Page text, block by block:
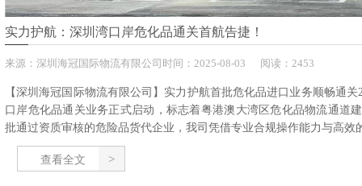
实力护航：深圳湾口岸危化品通关首航告捷！
来源： 深圳海冠国际物流有限公司 时间： 2025-08-03 阅读：2453
【深圳海冠国际物流有限公司】实力护航首批危化品进口业务顺畅通关
口岸危化品通关业务正式启动，标志着粤港澳大湾区危化品物流通道
批通过资质审核的危险品货代企业，我司凭借专业合规操作能力与高效
查看全文